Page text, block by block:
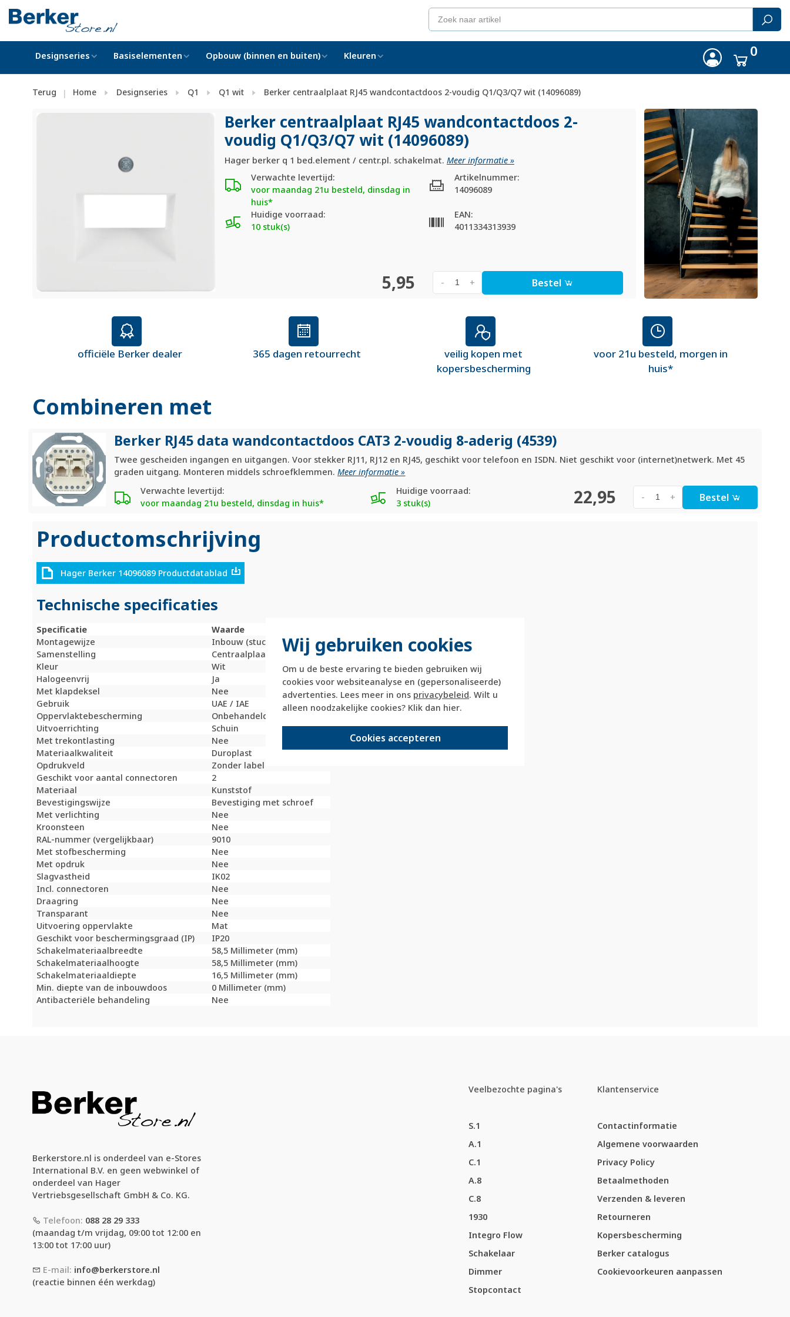
Wij gebruiken cookies
Om u de beste ervaring te bieden gebruiken wij
cookies voor websiteanalyse en (gepersonaliseerde)
advertenties. Lees meer in ons privacybeleid. Wilt u
alleen noodzakelijke cookies? Klik dan hier.
Cookies accepteren
Designseries Basiselementen Opbouw (binnen en buiten) Kleuren 0
Terug | Home Designseries Q1 Q1 wit Berker centraalplaat RJ45 wandcontactdoos 2-voudig Q1/Q3/Q7 wit (14096089)
Berker centraalplaat RJ45 wandcontactdoos 2-
voudig Q1/Q3/Q7 wit (14096089)
Hager berker q 1 bed.element / centr.pl. schakelmat. Meer informatie »
Verwachte levertijd:
voor maandag 21u besteld, dinsdag in
huis*
Huidige voorraad:
10 stuk(s)
Artikelnummer:
14096089
EAN:
4011334313939
5,95 +
- Bestel
officiële Berker dealer 365 dagen retourrecht
veilig kopen met
kopersbescherming
voor 21u besteld, morgen in
huis*
Combineren met
Berker RJ45 data wandcontactdoos CAT3 2-voudig 8-aderig (4539)
Twee gescheiden ingangen en uitgangen. Voor stekker RJ11, RJ12 en RJ45, geschikt voor telefoon en ISDN. Niet geschikt voor (internet)netwerk. Met 45
graden uitgang. Monteren middels schroefklemmen.Meer informatie »
Verwachte levertijd:
voor maandag 21u besteld, dinsdag in huis*
Huidige voorraad:
3 stuk(s)
22,95 +
- Bestel
Productomschrijving
Hager Berker 14096089 Productdatablad
Technische specificaties
Specificatie
Waarde
Montagewijze
Inbouw (stucwerk)
Samenstelling
Centraalplaat
Kleur
Wit
Halogeenvrij
Ja
Met klapdeksel
Nee
Gebruik
UAE / IAE
Oppervlaktebescherming
Onbehandeld
Uitvoerrichting
Schuin
Met trekontlasting
Nee
Materiaalkwaliteit
Duroplast
Opdrukveld
Zonder label
Geschikt voor aantal connectoren
2
Materiaal
Kunststof
Bevestigingswijze
Bevestiging met schroef
Met verlichting
Nee
Kroonsteen
Nee
RAL-nummer (vergelijkbaar)
9010
Met stofbescherming
Nee
Met opdruk
Nee
Slagvastheid
IK02
Incl. connectoren
Nee
Draagring
Nee
Transparant
Nee
Uitvoering oppervlakte
Mat
Geschikt voor beschermingsgraad (IP)
IP20
Schakelmateriaalbreedte
58,5 Millimeter (mm)
Schakelmateriaalhoogte
58,5 Millimeter (mm)
Schakelmateriaaldiepte
16,5 Millimeter (mm)
Min. diepte van de inbouwdoos
0 Millimeter (mm)
Antibacteriële behandeling
Nee
Berkerstore.nl is onderdeel van e-Stores
International B.V. en geen webwinkel of
onderdeel van Hager
Vertriebsgesellschaft GmbH & Co. KG.
Telefoon: 088 28 29 333
(maandag t/m vrijdag, 09:00 tot 12:00 en
13:00 tot 17:00 uur)
E-mail: info@berkerstore.nl
(reactie binnen één werkdag)
Veelbezochte pagina's
S.1
A.1
C.1
A.8
C.8
1930
Integro Flow
Schakelaar
Dimmer
Stopcontact
Klantenservice
Contactinformatie
Algemene voorwaarden
Privacy Policy
Betaalmethoden
Verzenden & leveren
Retourneren
Kopersbescherming
Berker catalogus
Cookievoorkeuren aanpassen